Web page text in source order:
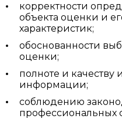
корректности
объекта оценки и
характеристик;
обоснованности
оценки;
полноте и качеству
информации;
соблюдению
профессиональных